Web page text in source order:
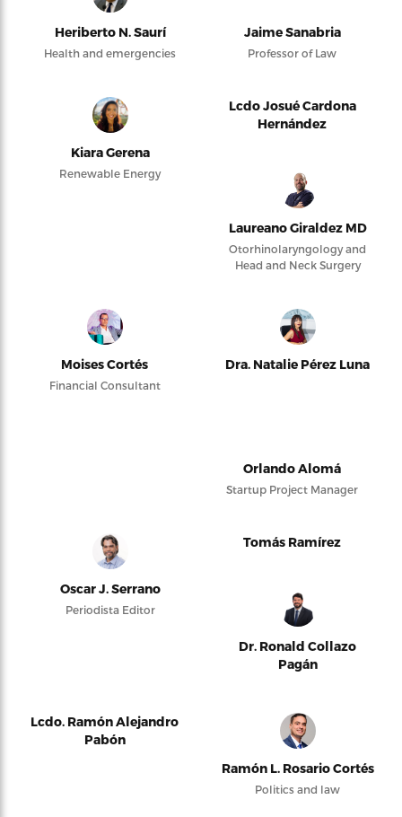
Heriberto N. Saurí
Health and emergencies
Jaime Sanabria
Professor of Law
Kiara Gerena
Renewable Energy
Lcdo Josué Cardona
Hernández
Laureano Giraldez MD
Otorhinolaryngology and
Head and Neck Surgery
Moises Cortés
Financial Consultant
Dra. Natalie Pérez Luna
Orlando Alomá
Startup Project Manager
Oscar J. Serrano
Periodista Editor
Tomás Ramírez
Dr. Ronald Collazo
Pagán
Lcdo. Ramón Alejandro
Pabón
Ramón L. Rosario Cortés
Politics and law